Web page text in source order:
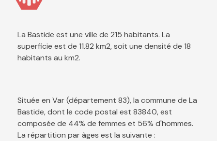
La Bastide est une ville de 215 habitants. La
superficie est de 11.82 km2, soit une densité de 18
habitants au km2.
Située en Var (département 83), la commune de La
Bastide, dont le code postal est 83840, est
composée de 44% de femmes et 56% d'hommes.
La répartition par âges est la suivante :